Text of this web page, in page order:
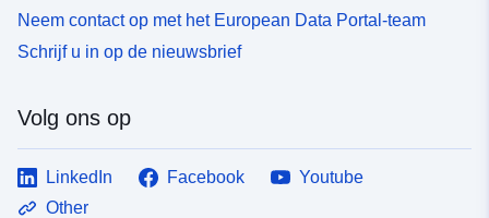
Neem contact op met het European Data Portal-team
Schrijf u in op de nieuwsbrief
Volg ons op
LinkedIn Facebook
Youtube
Other